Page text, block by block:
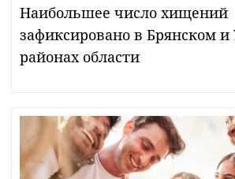
Наибольшее число хищений
зафиксировано в Брянском
районах области